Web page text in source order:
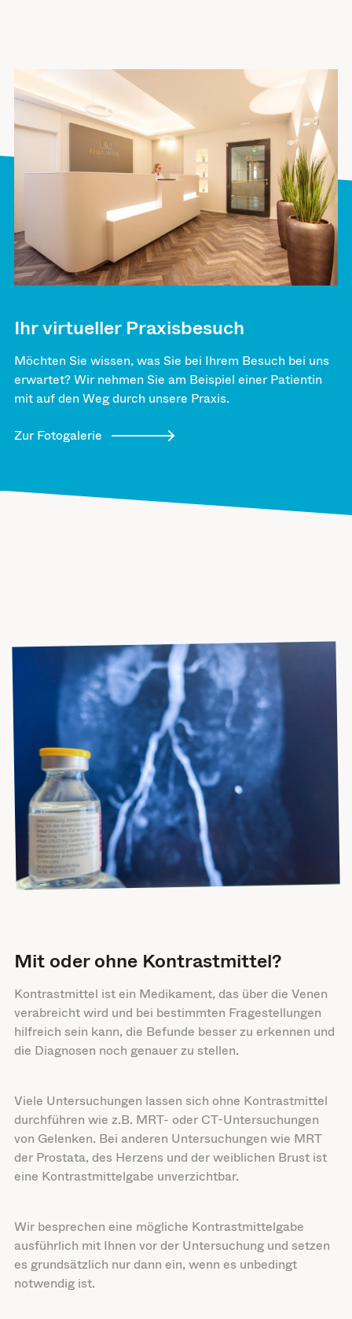
Ihr virtueller Praxisbesuch
Möchten Sie wissen, was Sie bei Ihrem Besuch bei uns
erwartet? Wir nehmen Sie am Beispiel einer Patientin
mit auf den Weg durch unsere Praxis.
Zur Fotogalerie
Mit oder ohne Kontrastmittel?
Kontrastmittel ist ein Medikament, das über die Venen
verabreicht wird und bei bestimmten Fragestellungen
hilfreich sein kann, die Befunde besser zu erkennen und
die Diagnosen noch genauer zu stellen.
Viele Untersuchungen lassen sich ohne Kontrastmittel
durchführen wie z.B. MRT- oder CT-Untersuchungen
von Gelenken. Bei anderen Untersuchungen wie MRT
der Prostata, des Herzens und der weiblichen Brust ist
eine Kontrastmittelgabe unverzichtbar.
Wir besprechen eine mögliche Kontrastmittelgabe
ausführlich mit Ihnen vor der Untersuchung und setzen
es grundsätzlich nur dann ein, wenn es unbedingt
notwendig ist.